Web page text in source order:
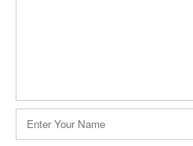
Namn
*